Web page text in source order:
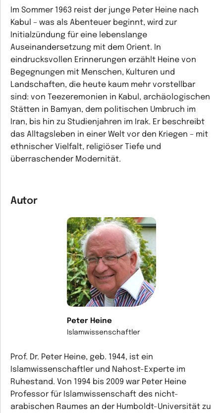
Im Sommer 1963 reist der junge Peter Heine nach
Kabul – was als Abenteuer beginnt, wird zur
Initialzündung für eine lebenslange
Auseinandersetzung mit dem Orient. In
eindrucksvollen Erinnerungen erzählt Heine von
Begegnungen mit Menschen, Kulturen und
Landschaften, die heute kaum mehr vorstellbar
sind: von Teezeremonien in Kabul, archäologischen
Stätten in Bamyan, dem politischen Umbruch im
Iran, bis hin zu Studienjahren im Irak. Er beschreibt
das Alltagsleben in einer Welt vor den Kriegen – mit
ethnischer Vielfalt, religiöser Tiefe und
überraschender Modernität.
Autor
Peter Heine
Islamwissenschaftler
Prof. Dr. Peter Heine, geb. 1944, ist ein
Islamwissenschaftler und Nahost-Experte im
Ruhestand. Von 1994 bis 2009 war Peter Heine
Professor für Islamwissenschaft des nicht-
arabischen Raumes an der Humboldt-Universität zu